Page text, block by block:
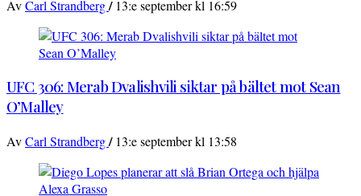
AvCarl Strandberg/ 13:e september kl 16:59
UFC 306: Merab Dvalishvili siktar på bältet mot Sean
O’Malley
AvCarl Strandberg/ 13:e september kl 13:58